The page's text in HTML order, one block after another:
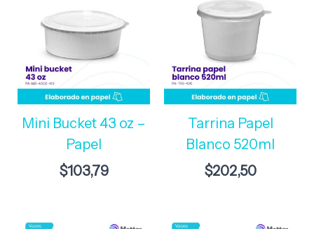
Mini Bucket 43 oz –
Papel
$103,79
Tarrina Papel
Blanco 520ml
$202,50